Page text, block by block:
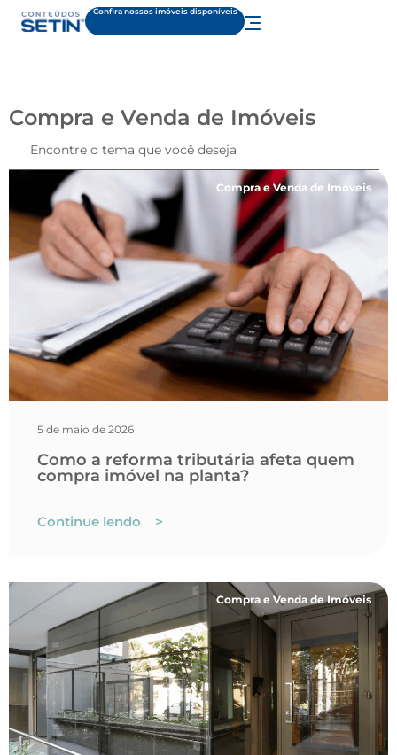
Confira nossos imóveis disponíveis
Compra e Venda de Imóveis
Compra e Venda de Imóveis
5 de maio de 2026
Como a reforma tributária afeta quem
compra imóvel na planta?
Continue lendo >
Compra e Venda de Imóveis